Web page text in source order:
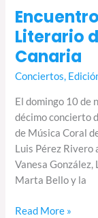
Literario
Canaria
Conciertos,
El domingo 10 de
décimo concierto
de Música Coral
Luis Pérez Rivero
Vanesa
Marta Bello y la
Read More »